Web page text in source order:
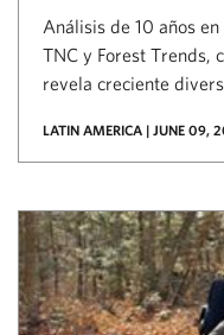
Análisis de 10 años
TNC y Forest Trends,
revela creciente
LATIN AMERICA | JUNE 09,